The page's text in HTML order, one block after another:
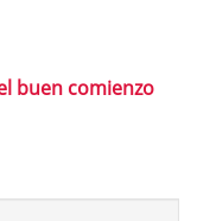
buen comienzo